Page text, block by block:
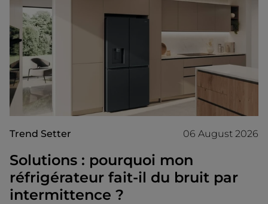
Trend Setter 06 August 2026
Solutions : pourquoi mon
réfrigérateur fait-il du bruit par
intermittence ?